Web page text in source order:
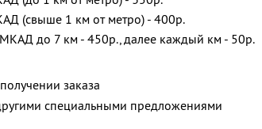
(свыше 1 км от метро) - 400р.
до 7 км - 450р., далее каждый км - 50р.
заказа
специальными предложениями